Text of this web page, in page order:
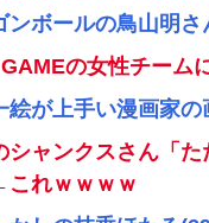
ンボールの鳥山明
GAMEの女性チー
絵が上手い漫画家
シャンクスさん「
れｗｗｗｗ